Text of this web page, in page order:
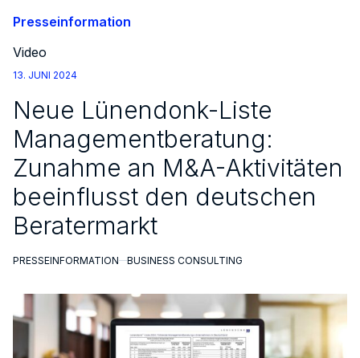
Presseinformation
Video
13. JUNI 2024
Neue Lünendonk-Liste
Managementberatung:
Zunahme an M&A-Aktivitäten
beeinflusst den deutschen
Beratermarkt
PRESSEINFORMATION BUSINESS CONSULTING